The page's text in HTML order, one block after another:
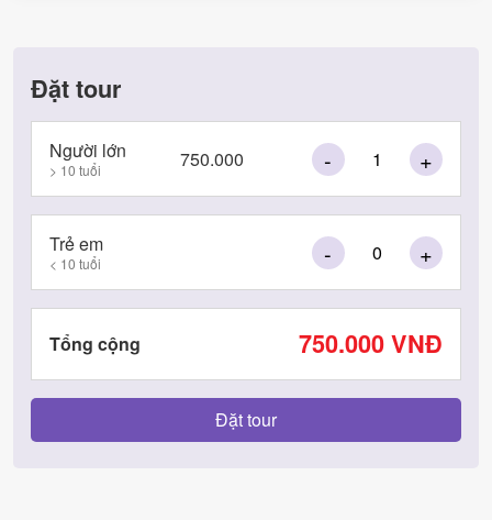
Đặt tour
Người lớn
> 10 tuổi 750.000 - +
Trẻ em
< 10 tuổi - +
Tổng cộng 750.000VNĐ